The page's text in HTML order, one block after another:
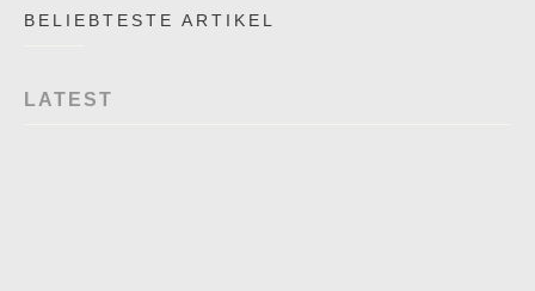
BELIEBTESTE ARTIKEL
LATEST